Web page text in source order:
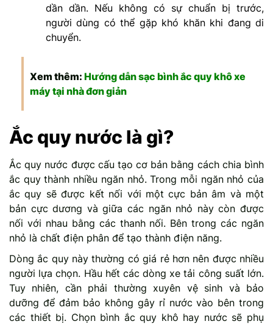
dần dần. Nếu không có sự chuẩn bị trước,
người dùng có thể gặp khó khăn khi đang di
chuyển.
Xem thêm: Hướng dẫnsạc bình ắc quy khô xe
máytại nhà đơn giản
Ắc quy nước là gì?
Ắc quy nước được cấu tạo cơ bản bằng cách chia bình
ắc quy thành nhiều ngăn nhỏ. Trong mỗi ngăn nhỏ của
ắc quy sẽ được kết nối với một cực bản âm và một
bản cực dương và giữa các ngăn nhỏ này còn được
nối với nhau bằng các thanh nối. Bên trong các ngăn
nhỏ là chất điện phân để tạo thành điện năng.
Dòng ắc quy này thường có giá rẻ hơn nên được nhiều
người lựa chọn. Hầu hết các dòng xe tải công suất lớn.
Tuy nhiên, cần phải thường xuyên vệ sinh và bảo
dưỡng để đảm bảo không gây rỉ nước vào bên trong
các thiết bị. Chọn bình ắc quy khô hay nước sẽ phụ